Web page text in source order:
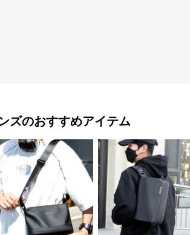
ズのおすすめアイテム